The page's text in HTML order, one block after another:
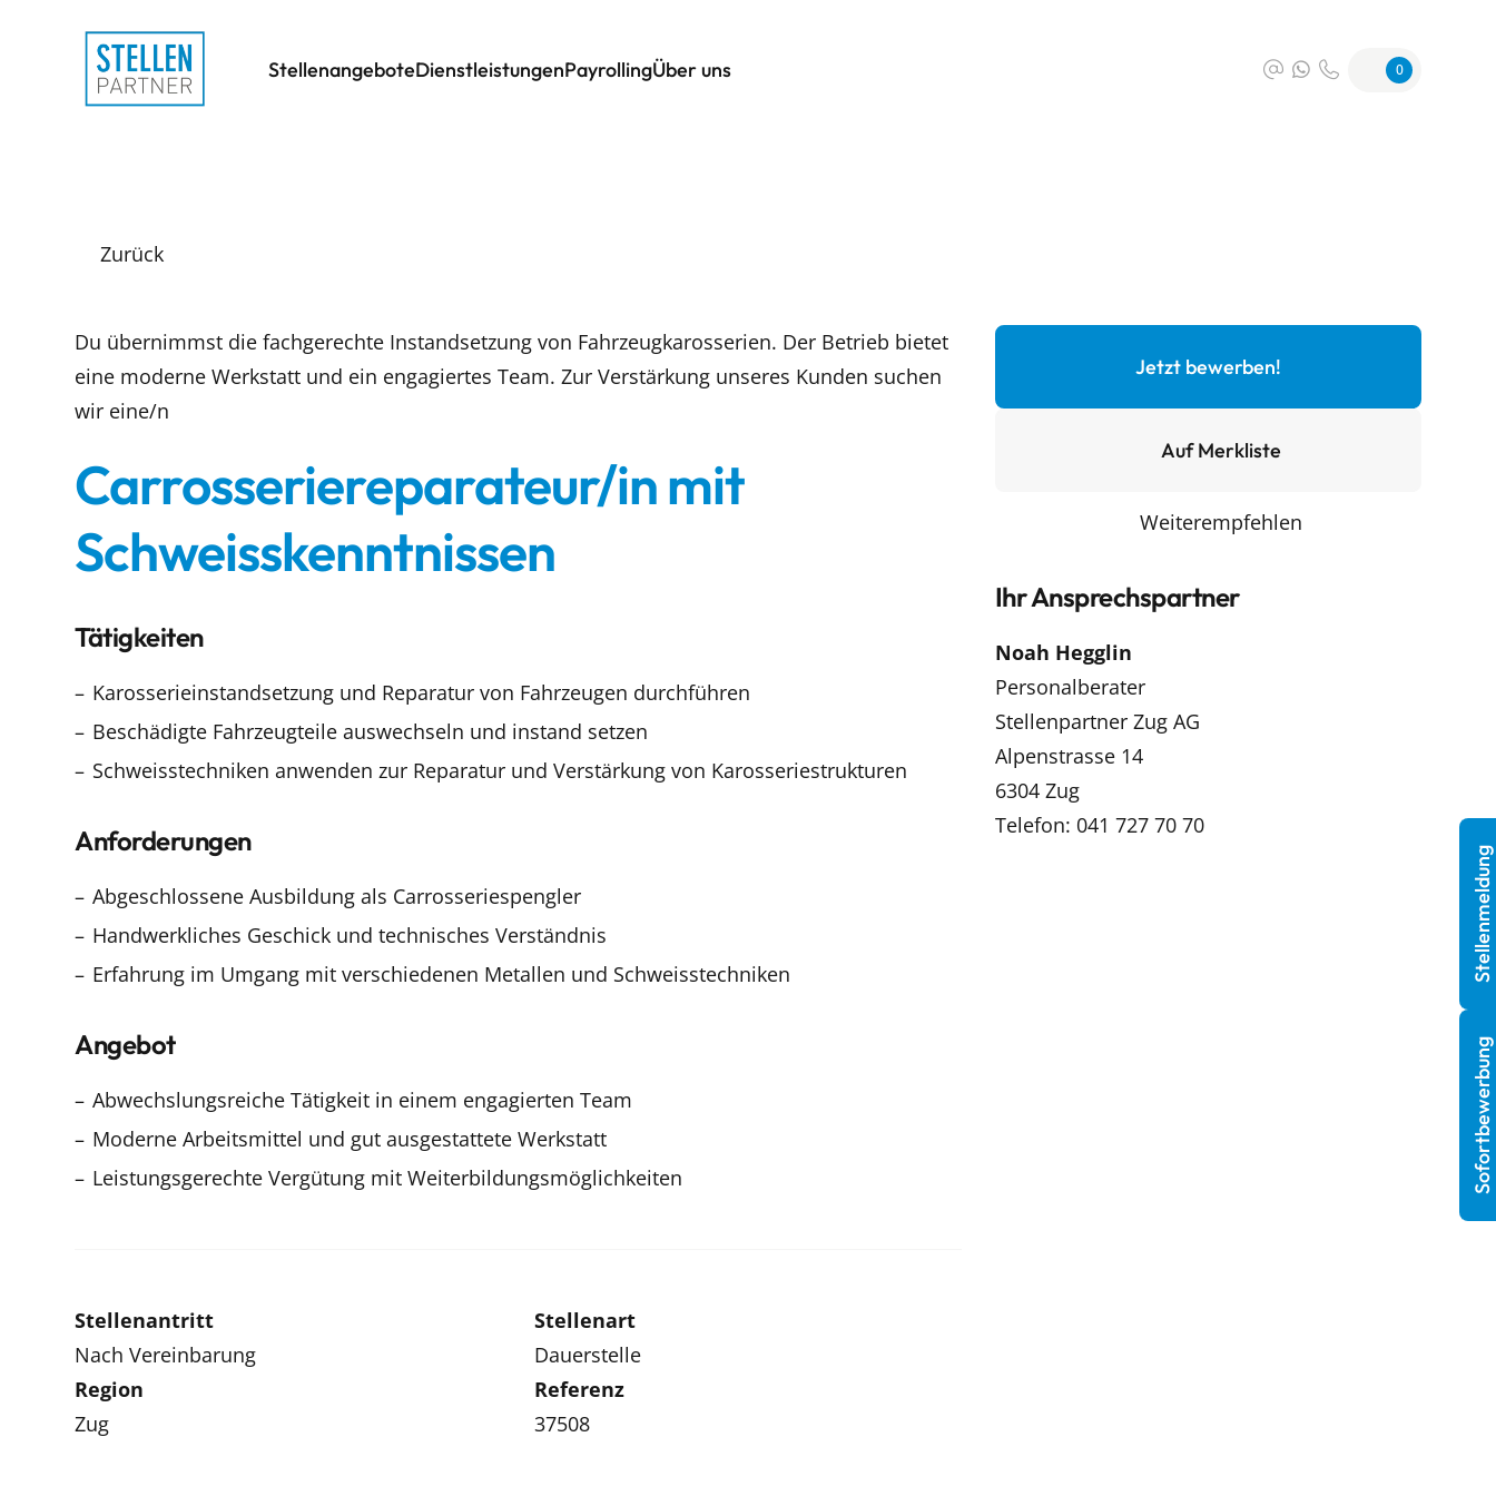
StellenangeboteDienstleistungenPayrollingÜber uns 0
Zurück
Du übernimmst die fachgerechte Instandsetzung von Fahrzeugkarosserien. Der Betrieb bietet
eine moderne Werkstatt und ein engagiertes Team. Zur Verstärkung unseres Kunden suchen
wir eine/n
Carrosseriereparateur/in mit
Schweisskenntnissen
Tätigkeiten
Karosserieinstandsetzung und Reparatur von Fahrzeugen durchführen
Beschädigte Fahrzeugteile auswechseln und instand setzen
Schweisstechniken anwenden zur Reparatur und Verstärkung von Karosseriestrukturen
Anforderungen
Abgeschlossene Ausbildung als Carrosseriespengler
Handwerkliches Geschick und technisches Verständnis
Erfahrung im Umgang mit verschiedenen Metallen und Schweisstechniken
Angebot
Abwechslungsreiche Tätigkeit in einem engagierten Team
Moderne Arbeitsmittel und gut ausgestattete Werkstatt
Leistungsgerechte Vergütung mit Weiterbildungsmöglichkeiten
Stellenantritt
Nach Vereinbarung
Stellenart
Dauerstelle
Region
Zug
Referenz
37508
Jetzt bewerben!
Auf Merkliste
Weiterempfehlen
Ihr Ansprechspartner
Noah Hegglin
Personalberater
Stellenpartner Zug AG
Alpenstrasse 14
6304 Zug
Telefon: 041 727 70 70
Sofortbewerbung
Stellenmeldung